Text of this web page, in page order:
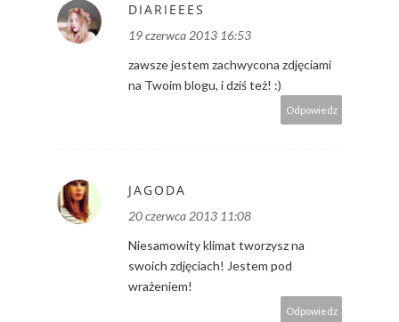
DIARIEEES
19 czerwca 2013 16:53
zawsze jestem zachwycona zdjęciami
na Twoim blogu, i dziś też! :)
Odpowiedz
JAGODA
20 czerwca 2013 11:08
Niesamowity klimat tworzysz na
swoich zdjęciach! Jestem pod
wrażeniem!
Odpowiedz